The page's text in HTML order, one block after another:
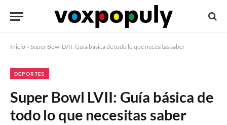
Inicio » Super Bowl LVII: Guía básica de todo lo que necesitas saber
DEPORTES
Super Bowl LVII: Guía básica de
todo lo que necesitas saber